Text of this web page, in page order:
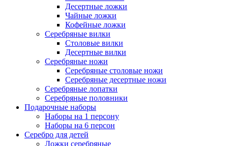
Десертные ложки
Чайные ложки
Кофейные ложки
Серебряные вилки
Столовые вилки
Десертные вилки
Серебряные ножи
Серебряные столовые ножи
Серебряные десертные ножи
Серебряные лопатки
Серебряные половники
Подарочные наборы
Наборы на 1 персону
Наборы на 6 персон
Серебро для детей
Ложки серебряные